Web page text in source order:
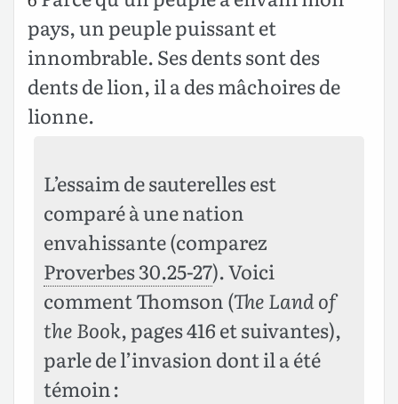
pays, un peuple puissant et
innombrable. Ses dents sont des
dents de lion, il a des mâchoires de
lionne.
L’essaim de sauterelles est
comparé à une nation
envahissante (comparez
Proverbes 30.25-27). Voici
comment Thomson (The Land of
the Book, pages 416 et suivantes),
parle de l’invasion dont il a été
témoin :